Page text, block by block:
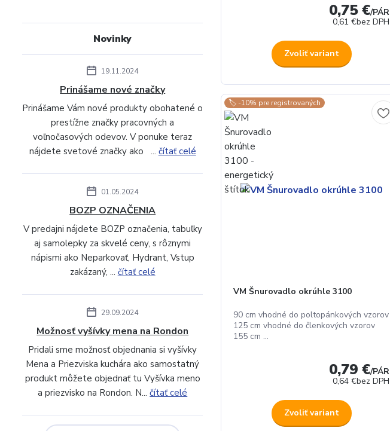
0,75 €/PÁR
0,61 €bez DPH
Zvoliť variant
🏷️ -10% pre registrovaných
VM Šnurovadlo okrúhle 3100
90 cm vhodné do poltopánkových vzorov
125 cm vhodné do členkových vzorov
155 cm ...
0,79 €/PÁR
0,64 €bez DPH
Zvoliť variant
Novinky
19.11.2024
Prinášame nové značky
Prinášame Vám nové produkty obohatené o
prestížne značky pracovných a
voľnočasových odevov. V ponuke teraz
nájdete svetové značky ako ... čítať celé
01.05.2024
BOZP OZNAČENIA
V predajni nájdete BOZP označenia, tabuľky
aj samolepky za skvelé ceny, s rôznymi
nápismi ako Neparkovať, Hydrant, Vstup
zakázaný, ... čítať celé
29.09.2024
Možnosť vyšívky mena na Rondon
Pridali sme možnosť objednania si vyšívky
Mena a Priezviska kuchára ako samostatný
produkt môžete objednať tu Vyšívka meno
a priezvisko na Rondon. N...čítať celé